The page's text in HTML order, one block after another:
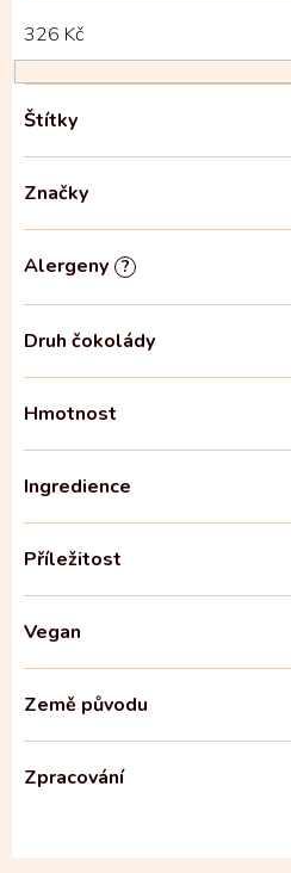
326 Kč
Štítky
Značky
Alergeny ?
Druh čokolády
Hmotnost
Ingredience
Příležitost
Vegan
Země původu
Zpracování